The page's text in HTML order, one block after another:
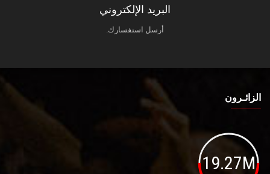
البريد الإلكتروني
أرسل استفسارك.
الزائـرون
19.27M